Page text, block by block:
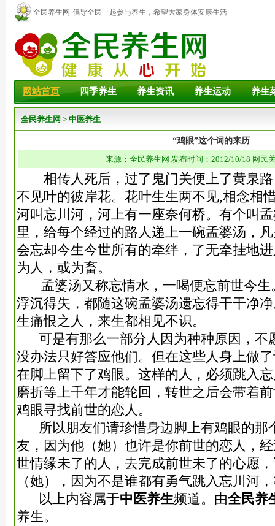
全民养生网-倡导全民一起参与养生，希望大家身体安康生活
幸福！
网站首页 四季养生 养生资讯 养生运动 养生
全民养生网 > 中医养生
“鸡眼”这个词的来历
来源：全民养生网 发布时间：2012/10/18 网民
相传人死后，过了鬼门关便上了黄泉路
不见叶的彼岸花。花叶生生两不见,相念相
河叫忘川河，河上有一座奈何桥。有个叫
里，给每个经过的路人递上一碗孟婆汤，
会忘却今生今世所有的牵绊，了无牵挂地
为人，或为畜。
孟婆汤又称忘情水，一喝便忘前世今生
浮沉得失，都随这碗孟婆汤遗忘得干干净
生痛恨之人，来生都相见不识。
可是有那么一部分人因为种种原因，不
没办法只好答应他们。但在这些人身上做
在脚上留下了鸡眼。这样的人，必须跳入
磨折等上千年才能轮回，转世之后会带着
鸡眼寻找前世的恋人。
所以朋友们请珍惜身边脚上有鸡眼的那
友，因为他（她）也许是你前世的恋人，
世情缘未了的人，去完成前世未了的心愿
（她），因为不是谁都有勇气跳入忘川河
以上内容属于中医养生频道。由全民养
养生。